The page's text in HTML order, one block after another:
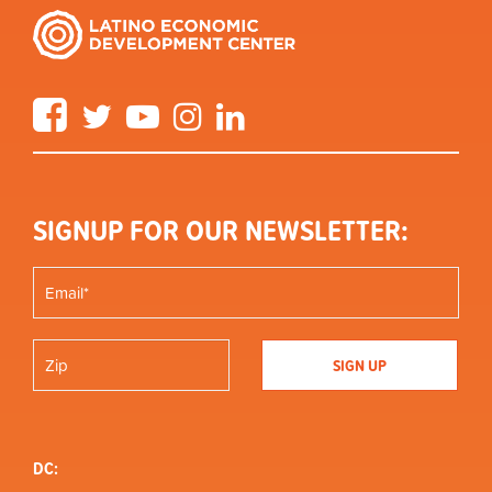
FacebookTwitter YouTube Instagram
SIGNUP FOR OUR NEWSLETTER:
DC: